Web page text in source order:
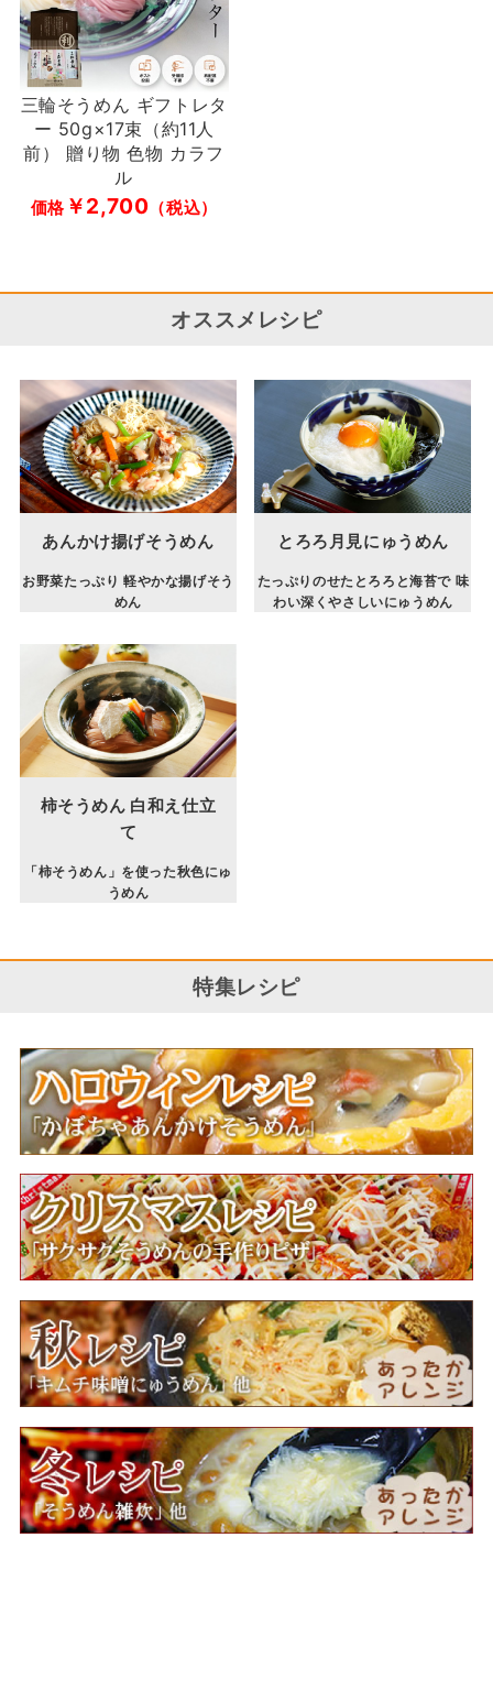
三輪そうめん ギフトレタ
ー 50g×17束（約11人
前） 贈り物 色物 カラフ
ル
価格 ￥2,700 （税込）
オススメレシピ
あんかけ揚げそうめん
お野菜たっぷり 軽やかな揚げそう
めん
とろろ月見にゅうめん
たっぷりのせたとろろと海苔で 味
わい深くやさしいにゅうめん
柿そうめん 白和え仕立
て
「柿そうめん」を使った秋色にゅ
うめん
特集レシピ